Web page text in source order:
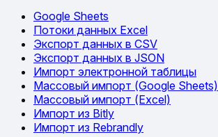
Google Sheets
Потоки данных Excel
Экспорт данных в CSV
Экспорт данных в JSON
Импорт электронной таблицы
Массовый импорт (Google Sheets)
Массовый импорт (Excel)
Импорт из Bitly
Импорт из Rebrandly